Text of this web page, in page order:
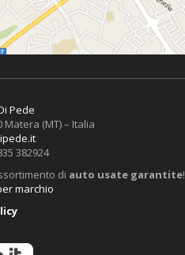
Pede
Matera (MT) – Italia
382924
di auto usate garantite!
marchio